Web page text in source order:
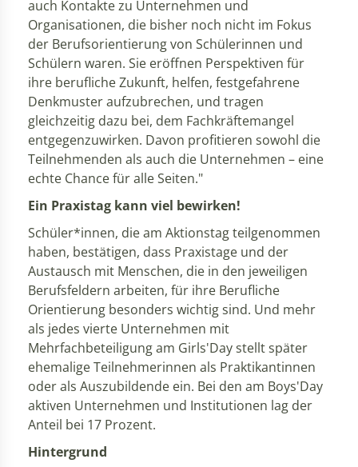
auch Kontakte zu Unternehmen und
Organisationen, die bisher noch nicht im Fokus
der Berufsorientierung von Schülerinnen und
Schülern waren. Sie eröffnen Perspektiven für
ihre berufliche Zukunft, helfen, festgefahrene
Denkmuster aufzubrechen, und tragen
gleichzeitig dazu bei, dem Fachkräftemangel
entgegenzuwirken. Davon profitieren sowohl die
Teilnehmenden als auch die Unternehmen – eine
echte Chance für alle Seiten."
Ein Praxistag kann viel bewirken!
Schüler*innen, die am Aktionstag teilgenommen
haben, bestätigen, dass Praxistage und der
Austausch mit Menschen, die in den jeweiligen
Berufsfeldern arbeiten, für ihre Berufliche
Orientierung besonders wichtig sind. Und mehr
als jedes vierte Unternehmen mit
Mehrfachbeteiligung am Girls'Day stellt später
ehemalige Teilnehmerinnen als Praktikantinnen
oder als Auszubildende ein. Bei den am Boys'Day
aktiven Unternehmen und Institutionen lag der
Anteil bei 17 Prozent.
Hintergrund